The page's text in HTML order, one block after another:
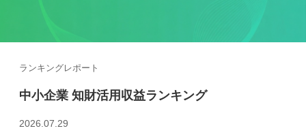
ランキングレポート
中小企業 知財活用収益ランキング
2026.07.29